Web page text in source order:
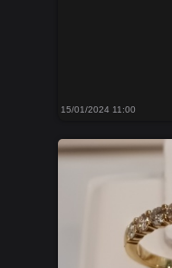
15/01/2024 11:00